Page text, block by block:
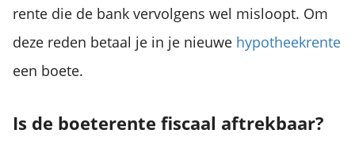
rente die de bank vervolgens wel misloopt. Om
deze reden betaal je in je nieuwe hypotheekrente
een boete.
Is de boeterente fiscaal aftrekbaar?